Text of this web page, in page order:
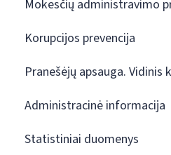
Mokesčių administravimo
Korupcijos prevencija
Pranešėjų apsauga. Vidinis
Administracinė informacija
Statistiniai duomenys